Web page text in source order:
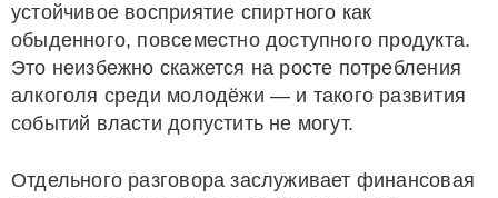
устойчивое восприятие спиртного как
обыденного, повсеместно доступного продукта.
Это неизбежно скажется на росте потребления
алкоголя среди молодёжи — и такого развития
событий власти допустить не могут.
Отдельного разговора заслуживает финансовая